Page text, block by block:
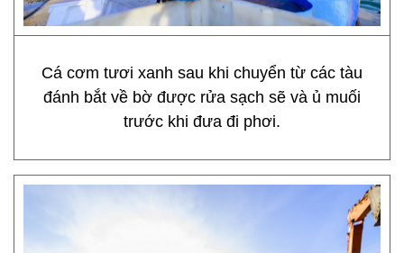
Cá cơm tươi xanh sau khi chuyển từ các tàu
đánh bắt về bờ được rửa sạch sẽ và ủ muối
trước khi đưa đi phơi.